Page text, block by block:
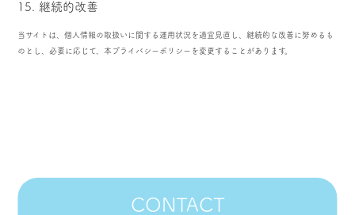
15. 継続的改善
当サイトは、個人情報の取扱いに関する運用状況を適宜見直し、継続的な改善に努めるも
のとし、必要に応じて、本プライバシーポリシーを変更することがあります。
CONTACT